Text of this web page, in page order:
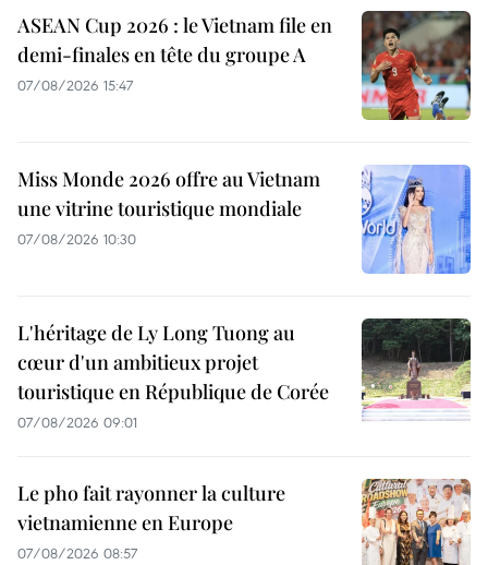
ASEAN Cup 2026 : le Vietnam file en
demi-finales en tête du groupe A
07/08/2026 15:47
Miss Monde 2026 offre au Vietnam
une vitrine touristique mondiale
07/08/2026 10:30
L'héritage de Ly Long Tuong au
cœur d'un ambitieux projet
touristique en République de Corée
07/08/2026 09:01
Le pho fait rayonner la culture
vietnamienne en Europe
07/08/2026 08:57